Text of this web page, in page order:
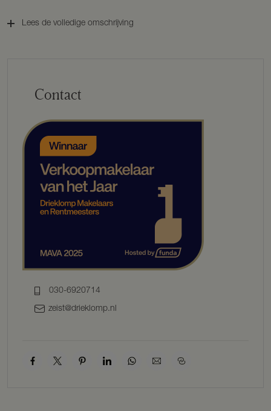
KENMERKEN
INDELING:
Begane grond:
U betreedt de woning aan de zijkant via de entree met trapopgang
naar de eerste verdieping, meterkast, toilet en ruime
bijkeuken/berging. Vanuit de hal zijn de ruime woonkamer en
keuken bereikbaar.
De woonkamer en keuken nodigen uit tot gezellig samenzijn. De
keuken, nog naar eigen wens in te richten, belooft culinaire
avonturen en gezellig samenzijn met vrienden en is één geheel met
de eetkamer die u via openslaande deuren uitnodigt naar de
charmante zij-/achtertuin. Aan de voorzijde van de woning vindt u
de woonkamer, een sfeervolle ruimte die het hart van dit huis vormt.
Bijzonder is dat de woning met huisnummer 71 zich ook
levensloopbestendig laat inrichten, met een slaap- en badkamer
Via de trap komt u op de ruime overloop. Op de eerste verdieping
hangend toilet en een wastafel en is nog naar eigen smaak aan te
Lees de volledige omschrijving
Contact
030-6920714
zeist@drieklomp.nl